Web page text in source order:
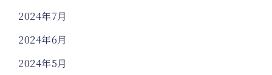
2024年7月
2024年6月
2024年5月